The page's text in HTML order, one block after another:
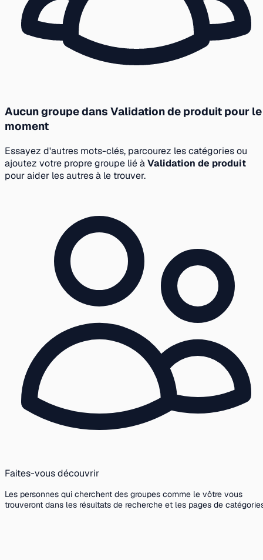
Aucun groupe dans Validation de produit pour le
moment
Essayez d'autres mots-clés, parcourez les catégories ou
ajoutez votre propre groupe lié àValidation de produit
pour aider les autres à le trouver.
Faites-vous découvrir
Les personnes qui cherchent des groupes comme le vôtre vous
trouveront dans les résultats de recherche et les pages de